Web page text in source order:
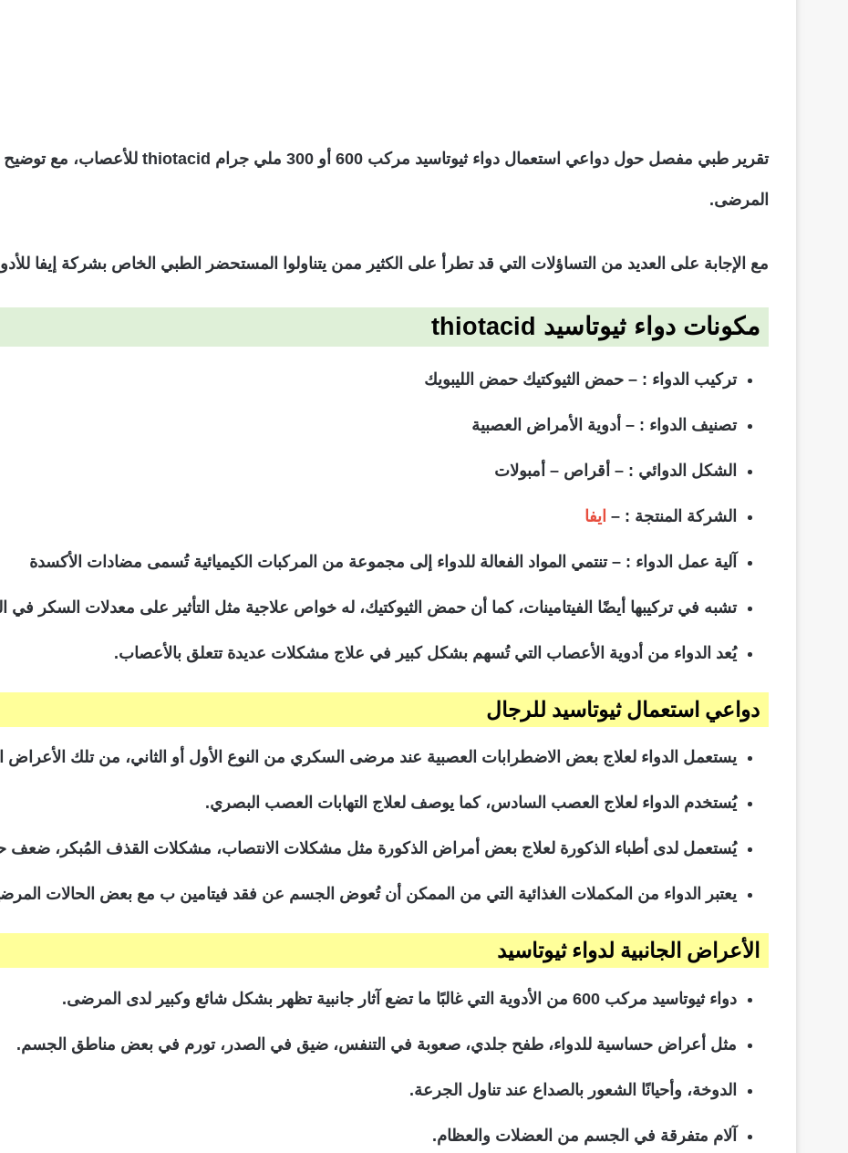
تقرير طبي مفصل حول دواعي استعمال دواء ثيوتاسيد مركب 600 أو 300 ملي جرام thiotacid للأعصاب، مع توضيح
المرضى.
مع الإجابة على العديد من التساؤلات التي قد تطرأ على الكثير ممن يتناولوا المستحضر الطبي الخاص بشركة إيفا
مكونات دواء ثيوتاسيد thiotacid
تركيب الدواء : – حمض الثيوكتيك حمض الليبويك
تصنيف الدواء : – أدوية الأمراض العصبية
الشكل الدوائي : – أقراص – أمبولات
الشركة المنتجة : – ايفا
آلية عمل الدواء : – تنتمي المواد الفعالة للدواء إلى مجموعة من المركبات الكيميائية تُسمى مضادات الأكسدة
تشبه في تركيبها أيضًا الفيتامينات، كما أن حمض الثيوكتيك، له خواص علاجية مثل التأثير على معدلات السكر في
يُعد الدواء من أدوية الأعصاب التي تُسهم بشكل كبير في علاج مشكلات عديدة تتعلق بالأعصاب.
دواعي استعمال ثيوتاسيد للرجال
يستعمل الدواء لعلاج بعض الاضطرابات العصبية عند مرضى السكري من النوع الأول أو الثاني، من تلك الأعراض
يُستخدم الدواء لعلاج العصب السادس، كما يوصف لعلاج التهابات العصب البصري.
يُستعمل لدى أطباء الذكورة لعلاج بعض أمراض الذكورة مثل مشكلات الانتصاب، مشكلات القذف المُبكر، ضعف
يعتبر الدواء من المكملات الغذائية التي من الممكن أن تُعوض الجسم عن فقد فيتامين ب مع بعض الحالات
الأعراض الجانبية لدواء ثيوتاسيد
دواء ثيوتاسيد مركب 600 من الأدوية التي غالبًا ما تضع آثار جانبية تظهر بشكل شائع وكبير لدى المرضى.
مثل أعراض حساسية للدواء، طفح جلدي، صعوبة في التنفس، ضيق في الصدر، تورم في بعض مناطق الجسم.
الدوخة، وأحيانًا الشعور بالصداع عند تناول الجرعة.
آلام متفرقة في الجسم من العضلات والعظام.